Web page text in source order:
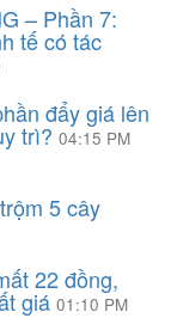
– Phần 7:
tế có tác
đẩy giá lên
trì?04:15 PM
5 cây
22 đồng,
giá01:10 PM